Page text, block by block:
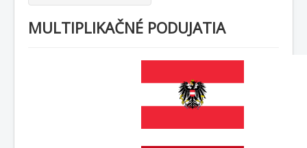
MULTIPLIKAČNÉ PODUJATIA